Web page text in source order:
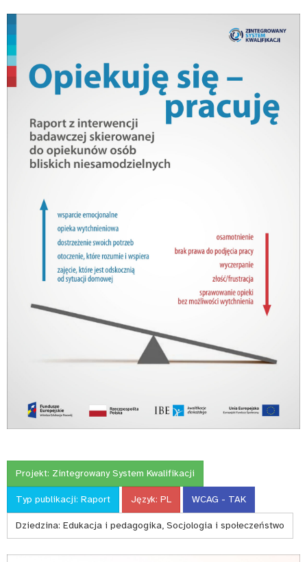
Projekt: Zintegrowany System Kwalifikacji
Typ publikacji: Raport Język: PL WCAG - TAK
Dziedzina: Edukacja i pedagogika, Socjologia i społeczeństwo